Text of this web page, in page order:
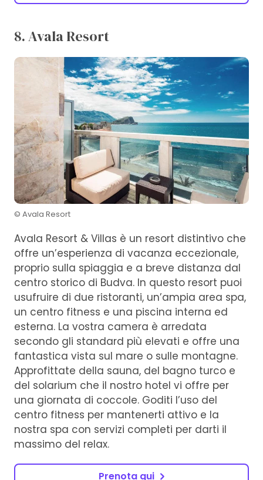
8. Avala Resort
© Avala Resort
Avala Resort & Villas è un resort distintivo che
offre un’esperienza di vacanza eccezionale,
proprio sulla spiaggia e a breve distanza dal
centro storico di Budva. In questo resort puoi
usufruire di due ristoranti, un’ampia area spa,
un centro fitness e una piscina interna ed
esterna. La vostra camera è arredata
secondo gli standard più elevati e offre una
fantastica vista sul mare o sulle montagne.
Approfittate della sauna, del bagno turco e
del solarium che il nostro hotel vi offre per
una giornata di coccole. Goditi l’uso del
centro fitness per mantenerti attivo e la
nostra spa con servizi completi per darti il ​​
massimo del relax.
Prenota qui